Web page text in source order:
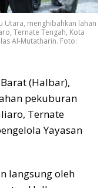
Utara, menghibahkan lahan
Ternate Tengah, Kota
Al-Mutatharin. Foto:
(Halbar),
pekuburan
Ternate
Yayasan
langsung oleh